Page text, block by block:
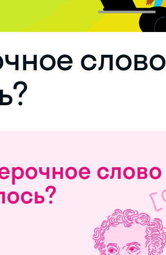
слово